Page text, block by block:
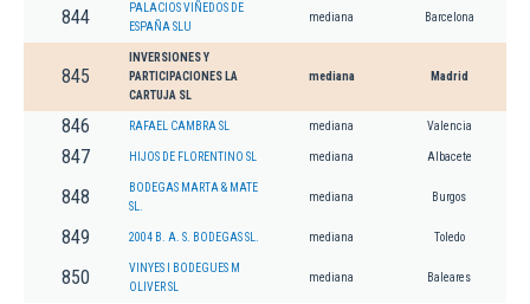
844
PALACIOS VIÑEDOS DE
ESPAÑA SLU
mediana Barcelona
845
INVERSIONES Y
PARTICIPACIONES LA
CARTUJA SL
mediana Madrid
846 RAFAEL CAMBRA SL mediana Valencia
847 HIJOS DE FLORENTINO SL mediana Albacete
848
BODEGAS MARTA & MATE
SL.
mediana Burgos
849 2004 B. A. S. BODEGAS SL. mediana Toledo
850
VINYES I BODEGUES M
OLIVER SL
mediana Baleares